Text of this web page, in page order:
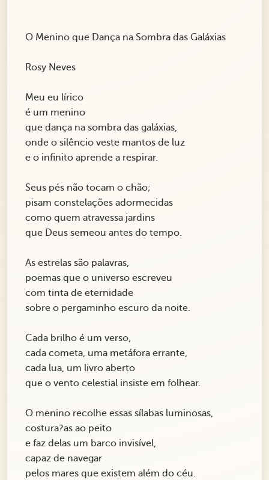
O Menino que Dança na Sombra das Galáxias
Rosy Neves
Meu eu lírico
é um menino
que dança na sombra das galáxias,
onde o silêncio veste mantos de luz
e o infinito aprende a respirar.
Seus pés não tocam o chão;
pisam constelações adormecidas
como quem atravessa jardins
que Deus semeou antes do tempo.
As estrelas são palavras,
poemas que o universo escreveu
com tinta de eternidade
sobre o pergaminho escuro da noite.
Cada brilho é um verso,
cada cometa, uma metáfora errante,
cada lua, um livro aberto
que o vento celestial insiste em folhear.
O menino recolhe essas sílabas luminosas,
costura?as ao peito
e faz delas um barco invisível,
capaz de navegar
pelos mares que existem além do céu.